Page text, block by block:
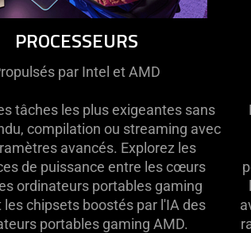
PROCESSEURS
par Intel et AMD
tâches les plus exigeantes sans
compilation ou streaming avec
avancés. Explorez les
de puissance entre les cœurs
ordinateurs portables gaming
les chipsets boostés par l'IA des
portables gaming AMD.